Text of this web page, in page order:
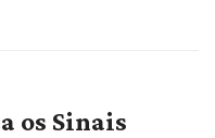
os Sinais